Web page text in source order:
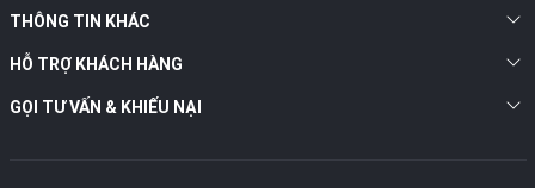
THÔNG TIN KHÁC
HỖ TRỢ KHÁCH HÀNG
GỌI TƯ VẤN & KHIẾU NẠI